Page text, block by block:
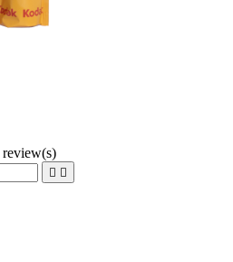
review(s)
 